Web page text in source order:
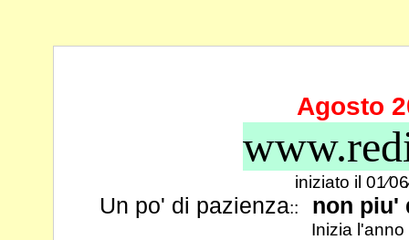
Agosto
iniziato il
Un po' di pazienza:: non piu'
Inizia l'anno